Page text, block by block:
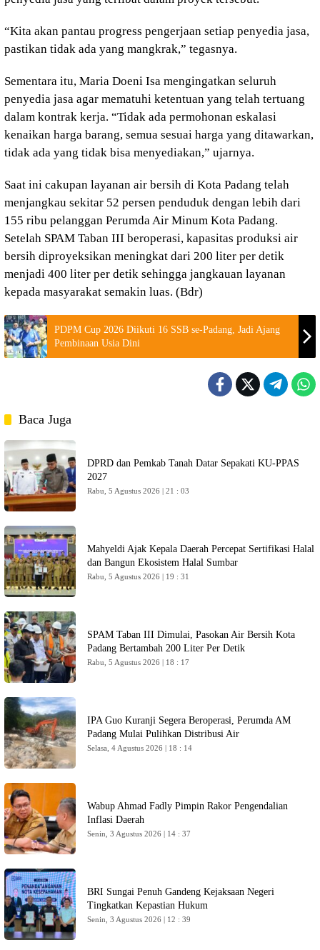
“Kita akan pantau progress pengerjaan setiap penyedia jasa,
pastikan tidak ada yang mangkrak,” tegasnya.
Sementara itu, Maria Doeni Isa mengingatkan seluruh
penyedia jasa agar mematuhi ketentuan yang telah tertuang
dalam kontrak kerja. “Tidak ada permohonan eskalasi
kenaikan harga barang, semua sesuai harga yang ditawarkan,
tidak ada yang tidak bisa menyediakan,” ujarnya.
Saat ini cakupan layanan air bersih di Kota Padang telah
menjangkau sekitar 52 persen penduduk dengan lebih dari
155 ribu pelanggan Perumda Air Minum Kota Padang.
Setelah SPAM Taban III beroperasi, kapasitas produksi air
bersih diproyeksikan meningkat dari 200 liter per detik
menjadi 400 liter per detik sehingga jangkauan layanan
kepada masyarakat semakin luas. (Bdr)
PDPM Cup 2026 Diikuti 16 SSB se-Padang, Jadi Ajang
Pembinaan Usia Dini
Baca Juga
DPRD dan Pemkab Tanah Datar Sepakati KU-PPAS
2027
Rabu, 5 Agustus 2026 | 21 : 03
Mahyeldi Ajak Kepala Daerah Percepat Sertifikasi Halal
dan Bangun Ekosistem Halal Sumbar
Rabu, 5 Agustus 2026 | 19 : 31
SPAM Taban III Dimulai, Pasokan Air Bersih Kota
Padang Bertambah 200 Liter Per Detik
Rabu, 5 Agustus 2026 | 18 : 17
IPA Guo Kuranji Segera Beroperasi, Perumda AM
Padang Mulai Pulihkan Distribusi Air
Selasa, 4 Agustus 2026 | 18 : 14
Wabup Ahmad Fadly Pimpin Rakor Pengendalian
Inflasi Daerah
Senin, 3 Agustus 2026 | 14 : 37
BRI Sungai Penuh Gandeng Kejaksaan Negeri
Tingkatkan Kepastian Hukum
Senin, 3 Agustus 2026 | 12 : 39